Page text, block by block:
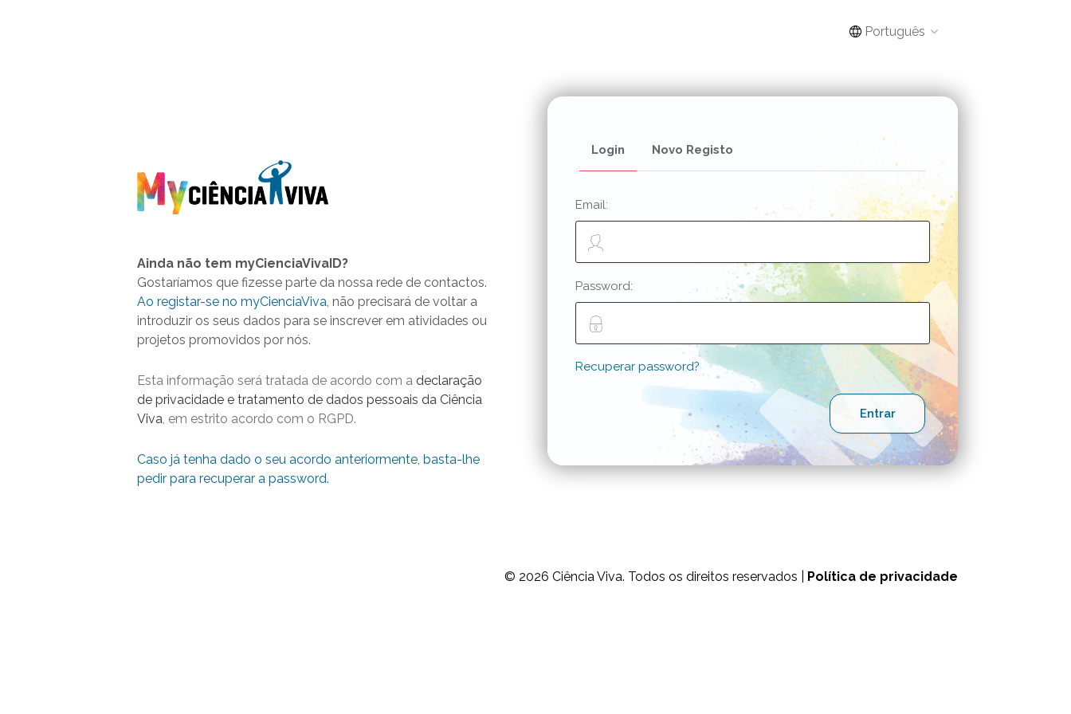
Português
Ainda não tem myCienciaVivaID?
Gostaríamos que fizesse parte da nossa rede de contactos.
Ao registar-se no myCienciaViva, não precisará de voltar a
introduzir os seus dados para se inscrever em atividades ou
projetos promovidos por nós.
Esta informação será tratada de acordo com a declaração
de privacidade e tratamento de dados pessoais da Ciência
Viva, em estrito acordo com o RGPD.
Caso já tenha dado o seu acordo anteriormente, basta-lhe
pedir para recuperar a password.
Login Novo Registo
Email:
Password:
Recuperar password?
© 2026 Ciência Viva. Todos os direitos reservados | Política de privacidade